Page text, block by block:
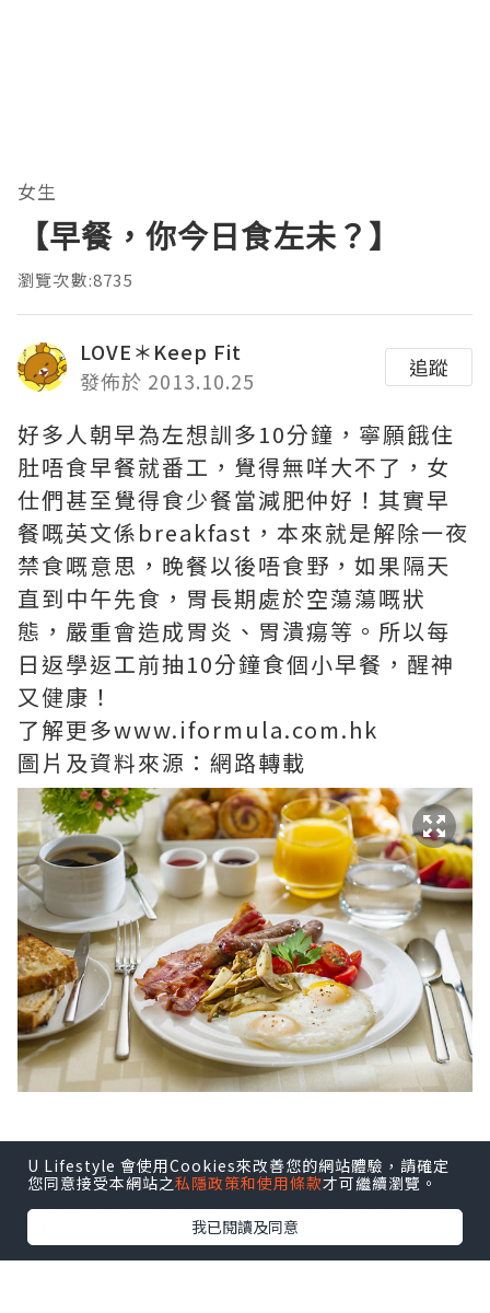
女生
【早餐，你今日食左未？】
瀏覽次數:8735
LOVE＊Keep Fit
發佈於 2013.10.25
追蹤
好多人朝早為左想訓多10分鐘，寧願餓住
肚唔食早餐就番工，覺得無咩大不了，女
仕們甚至覺得食少餐當減肥仲好！其實早
餐嘅英文係breakfast，本來就是解除一夜
禁食嘅意思，晚餐以後唔食野，如果隔天
直到中午先食，胃長期處於空蕩蕩嘅狀
態，嚴重會造成胃炎、胃潰瘍等。所以每
日返學返工前抽10分鐘食個小早餐，醒神
又健康！
了解更多www.iformula.com.hk
圖片及資料來源：網路轉載
*本站之內容由作者所提供，並不代表本站的立場。因此本站對
所有博客的立場、真實性、準確性及完整性不負任何法律責
U Lifestyle 會使用Cookies來改善您的網站體驗，請確定
您同意接受本網站之私隱政策和使用條款才可繼續瀏覽。
我已閱讀及同意